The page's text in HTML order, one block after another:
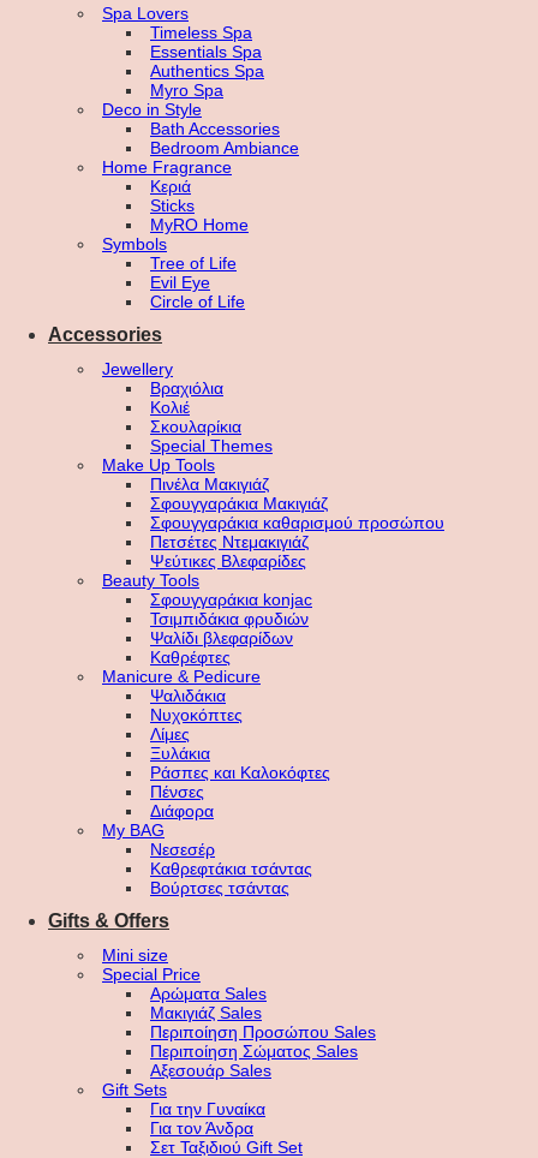
Spa Lovers
Timeless Spa
Essentials Spa
Authentics Spa
Myro Spa
Deco in Style
Bath Accessories
Bedroom Ambiance
Home Fragrance
Κεριά
Sticks
MyRO Home
Symbols
Tree of Life
Evil Eye
Circle of Life
Accessories
Jewellery
Βραχιόλια
Κολιέ
Σκουλαρίκια
Special Themes
Make Up Tools
Πινέλα Μακιγιάζ
Σφουγγαράκια Μακιγιάζ
Σφουγγαράκια καθαρισμού προσώπου
Πετσέτες Ντεμακιγιάζ
Ψεύτικες Βλεφαρίδες
Beauty Tools
Σφουγγαράκια konjac
Τσιμπιδάκια φρυδιών
Ψαλίδι βλεφαρίδων
Καθρέφτες
Manicure & Pedicure
Ψαλιδάκια
Νυχοκόπτες
Λίμες
Ξυλάκια
Ράσπες και Καλοκόφτες
Πένσες
Διάφορα
My BAG
Νεσεσέρ
Καθρεφτάκια τσάντας
Βούρτσες τσάντας
Gifts & Offers
Mini size
Special Price
Αρώματα Sales
Μακιγιάζ Sales
Περιποίηση Προσώπου Sales
Περιποίηση Σώματος Sales
Αξεσουάρ Sales
Gift Sets
Για την Γυναίκα
Για τον Άνδρα
Σετ Ταξιδιού Gift Set